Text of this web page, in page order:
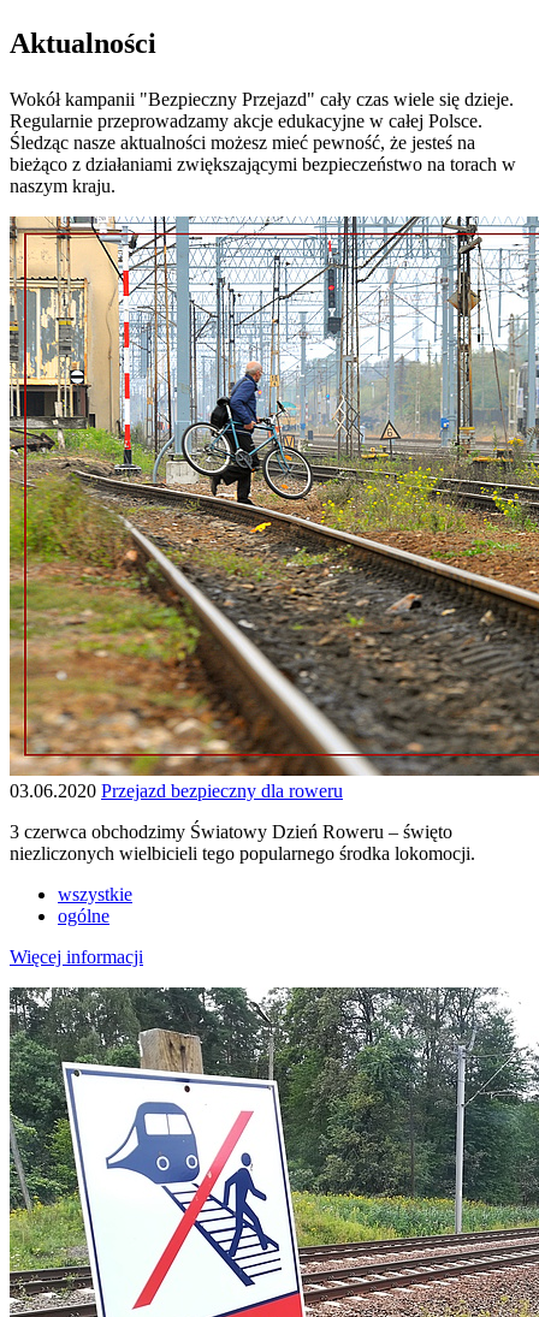
Aktualności
Wokół kampanii "Bezpieczny Przejazd" cały czas wiele się dzieje.
Regularnie przeprowadzamy akcje edukacyjne w całej Polsce.
Śledząc nasze aktualności możesz mieć pewność, że jesteś na
bieżąco z działaniami zwiększającymi bezpieczeństwo na torach w
naszym kraju.
03.06.2020 Przejazd bezpieczny dla roweru
3 czerwca obchodzimy Światowy Dzień Roweru – święto
niezliczonych wielbicieli tego popularnego środka lokomocji.
wszystkie
ogólne
Więcej informacji